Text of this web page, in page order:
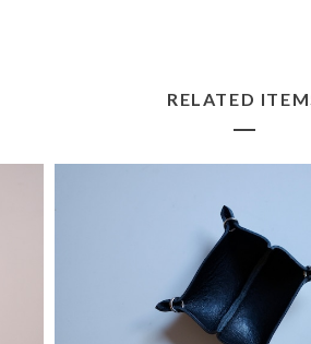
初めては手帳カバーを購入させて
お財布、そして今回こちらを購入
ました！ キーケースでしっくり
見つからず、今回こちらに出逢っ
って思いました。 実際に届いた
イイが混ざっていて、 最高でし
RELATED